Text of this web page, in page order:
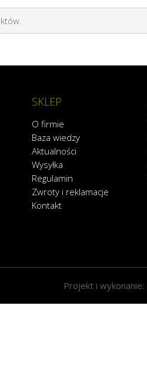
SKLEP
O firmie
Baza wiedzy
Aktualności
Wysyłka
Regulamin
Zwroty i reklamacje
Kontakt
Projekt i wykonanie: